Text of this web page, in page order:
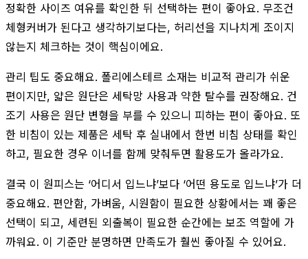
정확한 사이즈 여유를 확인한 뒤 선택하는 편이 좋아요. 무조건
체형커버가 된다고 생각하기보다는, 허리선을 지나치게 조이지
않는지 체크하는 것이 핵심이에요.
관리 팁도 중요해요. 폴리에스테르 소재는 비교적 관리가 쉬운
편이지만, 얇은 원단은 세탁망 사용과 약한 탈수를 권장해요. 건
조기 사용은 원단 변형을 부를 수 있으니 피하는 편이 좋아요. 또
한 비침이 있는 제품은 세탁 후 실내에서 한번 비침 상태를 확인
하고, 필요한 경우 이너를 함께 맞춰두면 활용도가 올라가요.
결국 이 원피스는 ‘어디서 입느냐’보다 ‘어떤 용도로 입느냐’가 더
중요해요. 편안함, 가벼움, 시원함이 필요한 상황에서는 꽤 좋은
선택이 되고, 세련된 외출복이 필요한 순간에는 보조 역할에 가
까워요. 이 기준만 분명하면 만족도가 훨씬 좋아질 수 있어요.